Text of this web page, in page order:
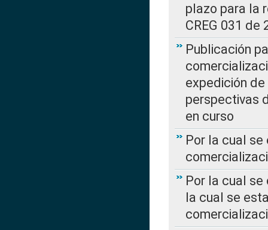
plazo para la
CREG 031 de
Publicación
expedición de
perspectivas
en curso
Por la cual
Por la cual se
la cual se